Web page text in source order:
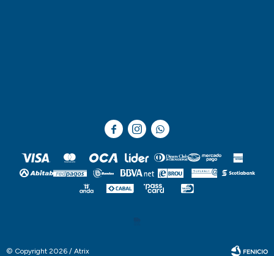
  
© Copyright 2026 / Atrix